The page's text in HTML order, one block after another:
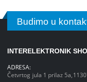
Budimo u
INTERELEKTRONIK
ADRESA:
Četvrtog jula 1 prilaz